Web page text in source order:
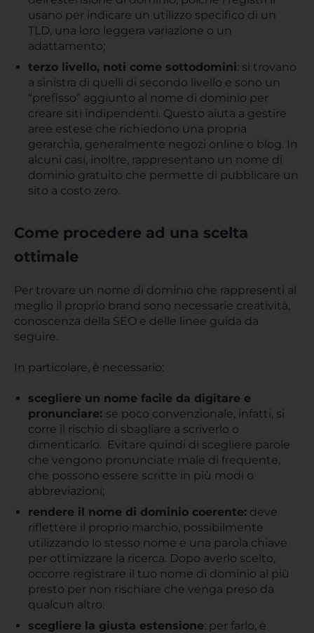
usano per indicare un utilizzo specifico di un
TLD, una loro leggera variazione o un
adattamento;
terzo livello, noti come sottodomini: si trovano
a sinistra di quelli di secondo livello e sono un
“prefisso” aggiunto al nome di dominio per
creare siti indipendenti. Questo aiuta a gestire
aree estese che richiedono una propria
gerarchia, generalmente negozi online o blog. In
alcuni casi, inoltre, rappresentano un nome di
dominio gratuito che permette di pubblicare un
sito a costo zero.
Come procedere ad una scelta
ottimale
Per trovare un nome di dominio che rappresenti al
meglio il proprio brand sono necessarie creatività,
conoscenza della SEO e delle linee guida da
seguire.
In particolare, è necessario:
scegliere un nome facile da digitare e
pronunciare: se poco convenzionale, infatti, si
corre il rischio di sbagliare a scriverlo o
dimenticarlo. Evitare quindi di scegliere parole
che vengono pronunciate male di frequente,
che possono essere scritte in più modi o
abbreviazioni;
rendere il nome di dominio coerente: deve
riflettere il proprio marchio, possibilmente
utilizzando lo stesso nome e una parola chiave
per ottimizzare la ricerca. Dopo averlo scelto,
occorre registrare il tuo nome di dominio al più
presto per non rischiare che venga preso da
qualcun altro.
scegliere la giusta estensione: per farlo, è